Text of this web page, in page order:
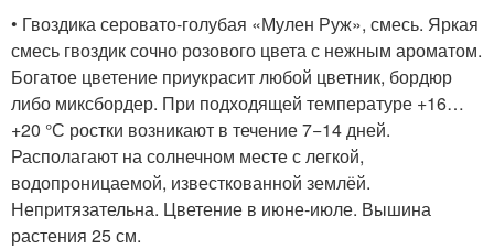
• Гвоздика серовато-голубая «Мулен Руж», смесь. Яркая
смесь гвоздик сочно розового цвета с нежным ароматом.
Богатое цветение приукрасит любой цветник, бордюр
либо миксбордер. При подходящей температуре +16…
+20 °С ростки возникают в течение 7−14 дней.
Располагают на солнечном месте с легкой,
водопроницаемой, известкованной землёй.
Непритязательна. Цветение в июне-июле. Вышина
растения 25 см.